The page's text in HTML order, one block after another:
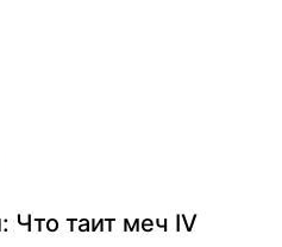
Что таит меч IV